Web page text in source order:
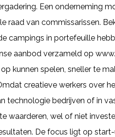
Een onderneming
raad van commissarissen.
campings in portefeuille
aanbod verzameld op
kunnen spelen, sneller te
creatieve werkers over
technologie bedrijven of in
waarderen, wel of niet
De focus ligt op